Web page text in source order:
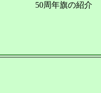
50周年旗の紹介